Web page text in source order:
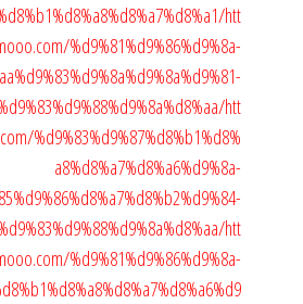
htt
%d9%81%d9%86%d9%8a-
htt
%d9%83%d9%87%d8%b1%d8%
a8%d8%a7%d8%a6%d9%8a-
htt
%d9%81%d9%86%d9%8a-